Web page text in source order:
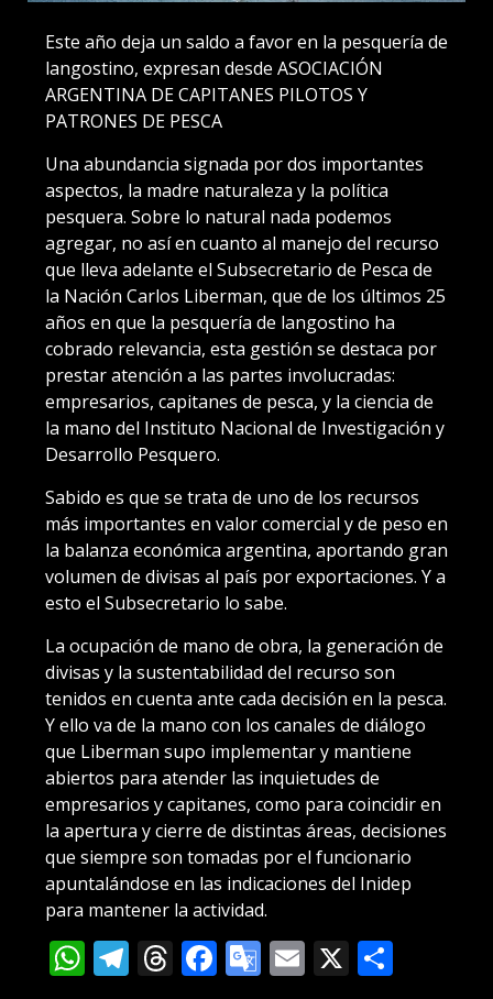
Este año deja un saldo a favor en la pesquería de
langostino, expresan desde ASOCIACIÓN
ARGENTINA DE CAPITANES PILOTOS Y
PATRONES DE PESCA
Una abundancia signada por dos importantes
aspectos, la madre naturaleza y la política
pesquera. Sobre lo natural nada podemos
agregar, no así en cuanto al manejo del recurso
que lleva adelante el Subsecretario de Pesca de
la Nación Carlos Liberman, que de los últimos 25
años en que la pesquería de langostino ha
cobrado relevancia, esta gestión se destaca por
prestar atención a las partes involucradas:
empresarios, capitanes de pesca, y la ciencia de
la mano del Instituto Nacional de Investigación y
Desarrollo Pesquero.
Sabido es que se trata de uno de los recursos
más importantes en valor comercial y de peso en
la balanza económica argentina, aportando gran
volumen de divisas al país por exportaciones. Y a
esto el Subsecretario lo sabe.
La ocupación de mano de obra, la generación de
divisas y la sustentabilidad del recurso son
tenidos en cuenta ante cada decisión en la pesca.
Y ello va de la mano con los canales de diálogo
que Liberman supo implementar y mantiene
abiertos para atender las inquietudes de
empresarios y capitanes, como para coincidir en
la apertura y cierre de distintas áreas, decisiones
que siempre son tomadas por el funcionario
apuntalándose en las indicaciones del Inidep
para mantener la actividad.
WhatsApp
Telegram
Threads
Facebook
Google
Email
X